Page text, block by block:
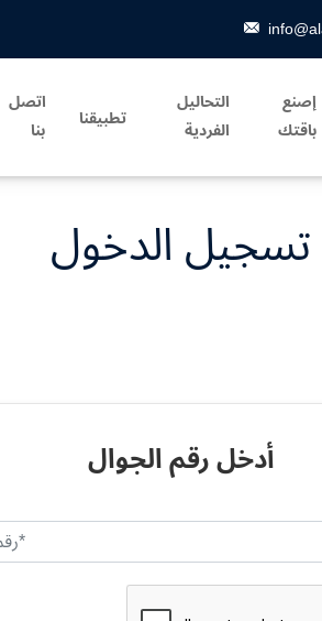
إصنع
باقتك
التحاليل
الفردية تطبيقنا اتصل
بنا
تسجيل الدخول
أدخل رقم الجوال